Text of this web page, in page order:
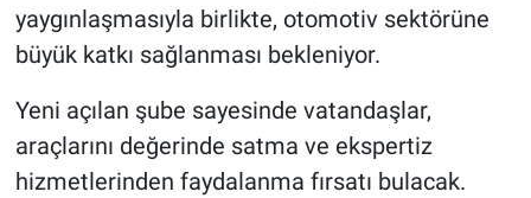
yaygınlaşmasıyla birlikte, otomotiv sektörüne
büyük katkı sağlanması bekleniyor.
Yeni açılan şube sayesinde vatandaşlar,
araçlarını değerinde satma ve ekspertiz
hizmetlerinden faydalanma fırsatı bulacak.